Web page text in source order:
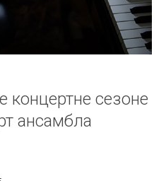
концертне сезоне
ансамбла